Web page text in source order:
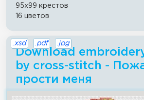
95x99 крестов
16 цветов
Download
by cross-stitch -
прости меня
.xsd .pdf .jpg